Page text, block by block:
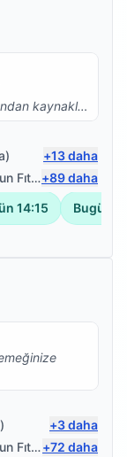
kaynaklı
iki
) +13daha
Fıtığı ,Omuz Bağ
+89daha
14:15 Bugün
) +3daha
Fıtığı ,Omuz Bağ
+72 daha